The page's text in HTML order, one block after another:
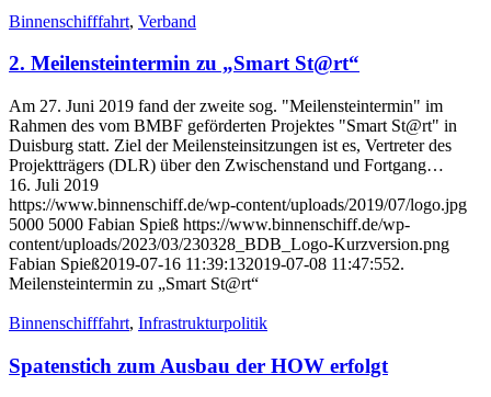
Binnenschifffahrt, Verband
2. Meilensteintermin zu „Smart St@rt“
Am 27. Juni 2019 fand der zweite sog. "Meilensteintermin" im
Rahmen des vom BMBF geförderten Projektes "Smart St@rt" in
Duisburg statt. Ziel der Meilensteinsitzungen ist es, Vertreter des
Projektträgers (DLR) über den Zwischenstand und Fortgang…
16. Juli 2019
https://www.binnenschiff.de/wp-content/uploads/2019/07/logo.jpg
5000 5000 Fabian Spieß https://www.binnenschiff.de/wp-
content/uploads/2023/03/230328_BDB_Logo-Kurzversion.png
Fabian Spieß2019-07-16 11:39:132019-07-08 11:47:552.
Meilensteintermin zu „Smart St@rt“
Binnenschifffahrt, Infrastrukturpolitik
Spatenstich zum Ausbau der HOW erfolgt